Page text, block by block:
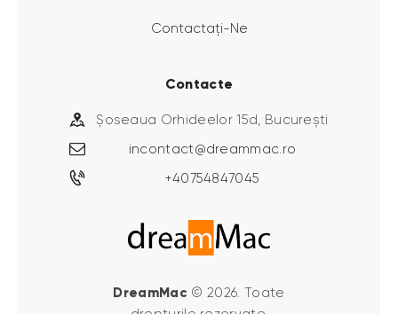
Contactați-Ne
Contacte
Șoseaua Orhideelor 15d, București
incontact@dreammac.ro
+40754847045
DreamMac © 2026. Toate